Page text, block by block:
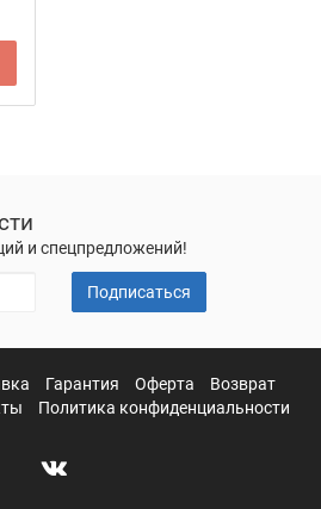
и спецпредложений!
Подписаться
Гарантия Оферта
Возврат
Политика конфиденциальности